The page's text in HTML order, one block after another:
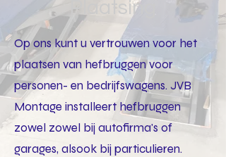
Plaatsing
Op ons kunt u vertrouwen voor het
plaatsen van hefbruggen voor
personen- en bedrijfswagens. JVB
Montage installeert hefbruggen
zowel zowel bij autofirma's of
garages, alsook bij particulieren.